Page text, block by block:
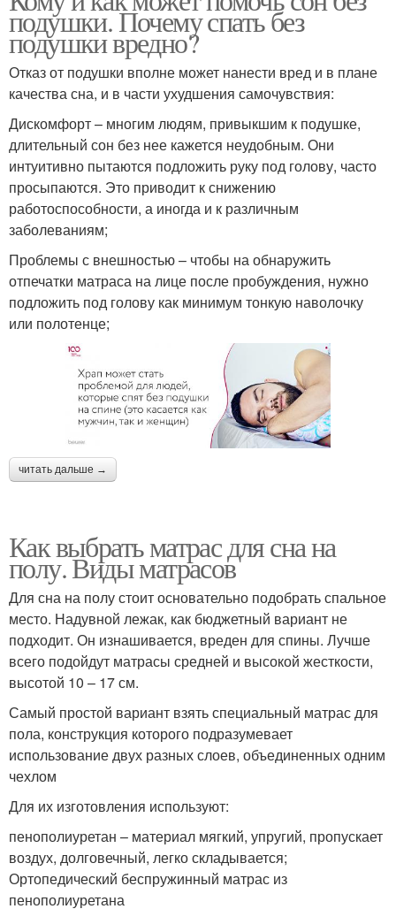
подушки. Почему спать без
подушки вредно?
Отказ от подушки вполне может нанести вред и в плане
качества сна, и в части ухудшения самочувствия:
Дискомфорт – многим людям, привыкшим к подушке,
длительный сон без нее кажется неудобным. Они
интуитивно пытаются подложить руку под голову, часто
просыпаются. Это приводит к снижению
работоспособности, а иногда и к различным
заболеваниям;
Проблемы с внешностью – чтобы на обнаружить
отпечатки матраса на лице после пробуждения, нужно
подложить под голову как минимум тонкую наволочку
или полотенце;
читать дальше →
Как выбрать матрас для сна на
полу. Виды матрасов
Для сна на полу стоит основательно подобрать спальное
место. Надувной лежак, как бюджетный вариант не
подходит. Он изнашивается, вреден для спины. Лучше
всего подойдут матрасы средней и высокой жесткости,
высотой 10 – 17 см.
Самый простой вариант взять специальный матрас для
пола, конструкция которого подразумевает
использование двух разных слоев, объединенных одним
чехлом
Для их изготовления используют:
пенополиуретан – материал мягкий, упругий, пропускает
воздух, долговечный, легко складывается;
Ортопедический беспружинный матрас из
пенополиуретана